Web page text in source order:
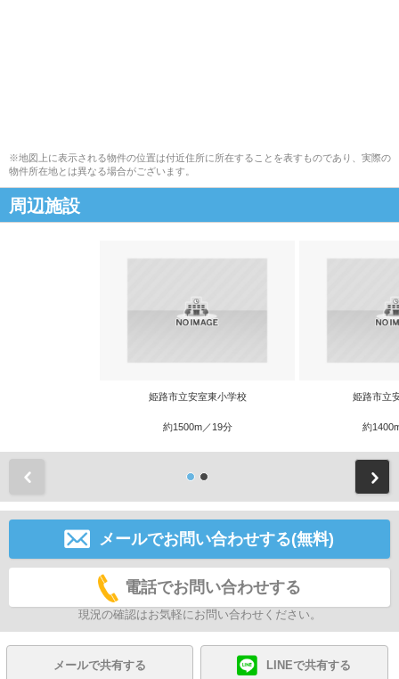
※地図上に表示される物件の位置は付近住所に所在することを表すものであり、実際の
物件所在地とは異なる場合がございます。
周辺施設
姫路市立安室東小学校
約1500m／19分
姫路市立
約
メールでお問い合わせする(無料)
電話でお問い合わせする
現況の確認はお気軽にお問い合わせください。
メールで共有する LINEで共有する